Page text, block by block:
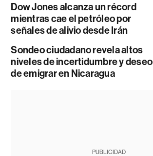
Dow Jones alcanza un récord
mientras cae el petróleo por
señales de alivio desde Irán
Sondeo ciudadano revela altos
niveles de incertidumbre y deseo
de emigrar en Nicaragua
PUBLICIDAD